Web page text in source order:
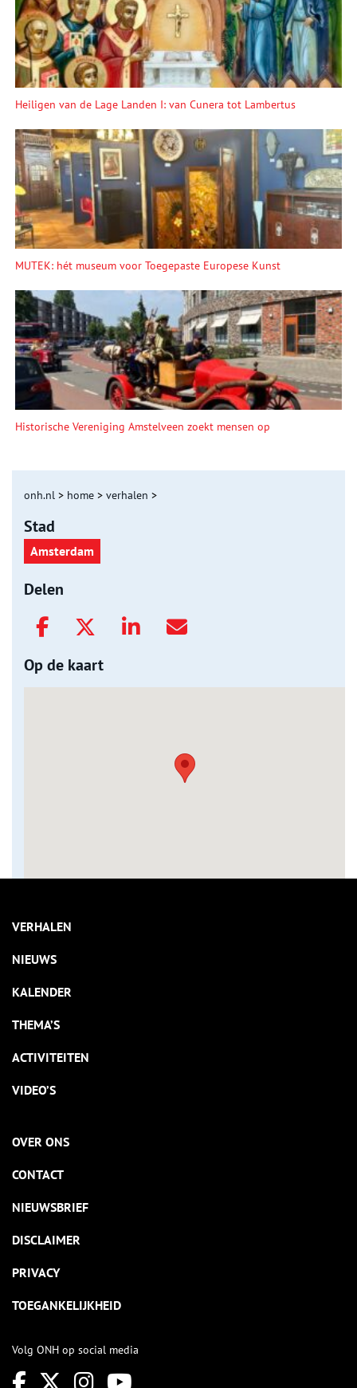
Heiligen van de Lage Landen I: van Cunera tot Lambertus
MUTEK: hét museum voor Toegepaste Europese Kunst
Historische Vereniging Amstelveen zoekt mensen op
onh.nl > home > verhalen >
Stad
Amsterdam
Delen
Op de kaart
VERHALEN
NIEUWS
KALENDER
THEMA’S
ACTIVITEITEN
VIDEO’S
OVER ONS
CONTACT
NIEUWSBRIEF
DISCLAIMER
PRIVACY
TOEGANKELIJKHEID
Volg ONH op social media